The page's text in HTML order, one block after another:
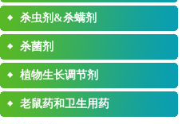
杀虫剂&杀螨剂
杀菌剂
植物生长调节剂
老鼠药和卫生用药